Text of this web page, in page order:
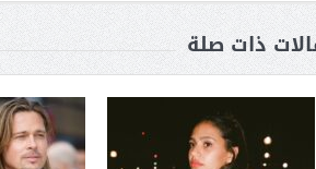
ذات صلة